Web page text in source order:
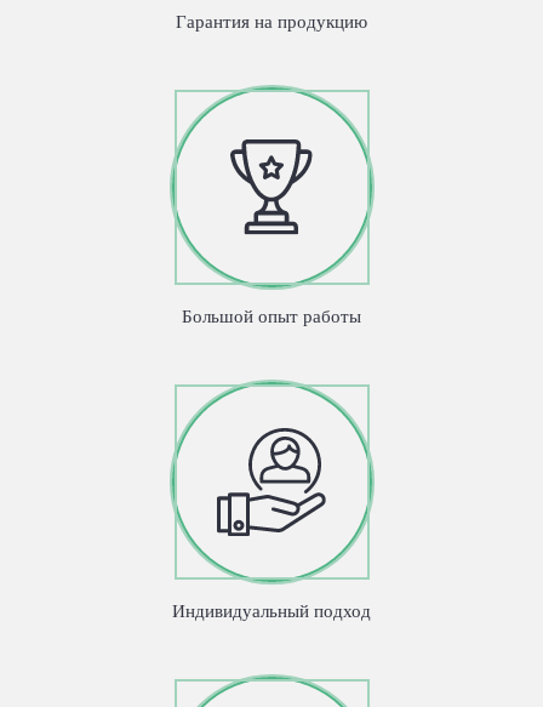
Гарантия на продукцию
Большой опыт работы
Индивидуальный подход